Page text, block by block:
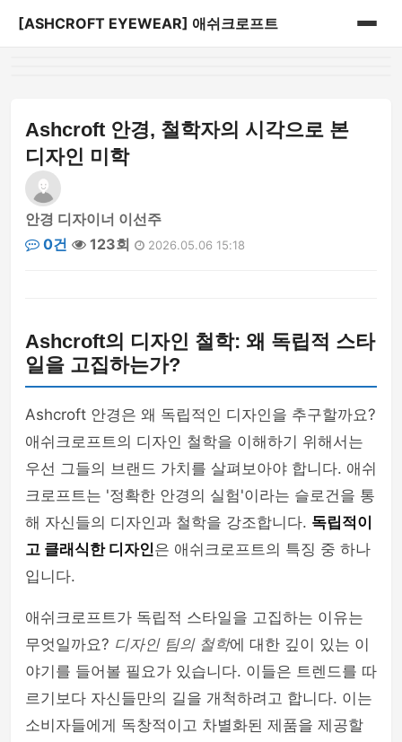
[ASHCROFT EYEWEAR] 애쉬크로프트
Ashcroft 안경, 철학자의 시각으로 본
디자인 미학
안경 디자이너 이선주
0건
123회 2026.05.06 15:18
Ashcroft의 디자인 철학: 왜 독립적 스타
일을 고집하는가?
Ashcroft 안경은 왜 독립적인 디자인을 추구할까요?
애쉬크로프트의 디자인 철학을 이해하기 위해서는
우선 그들의 브랜드 가치를 살펴보아야 합니다. 애쉬
크로프트는 '정확한 안경의 실험'이라는 슬로건을 통
해 자신들의 디자인과 철학을 강조합니다. 독립적이
고 클래식한 디자인은 애쉬크로프트의 특징 중 하나
입니다.
애쉬크로프트가 독립적 스타일을 고집하는 이유는
무엇일까요? 디자인 팀의 철학에 대한 깊이 있는 이
야기를 들어볼 필요가 있습니다. 이들은 트렌드를 따
르기보다 자신들만의 길을 개척하려고 합니다. 이는
소비자들에게 독창적이고 차별화된 제품을 제공할